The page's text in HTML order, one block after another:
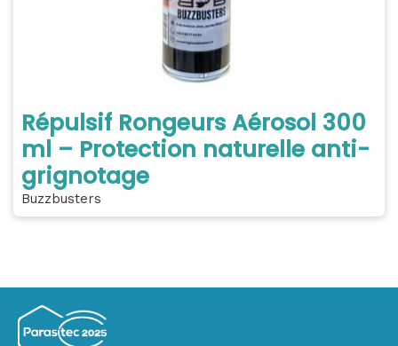
Répulsif Rongeurs Aérosol 300
ml – Protection naturelle anti-
grignotage
Buzzbusters